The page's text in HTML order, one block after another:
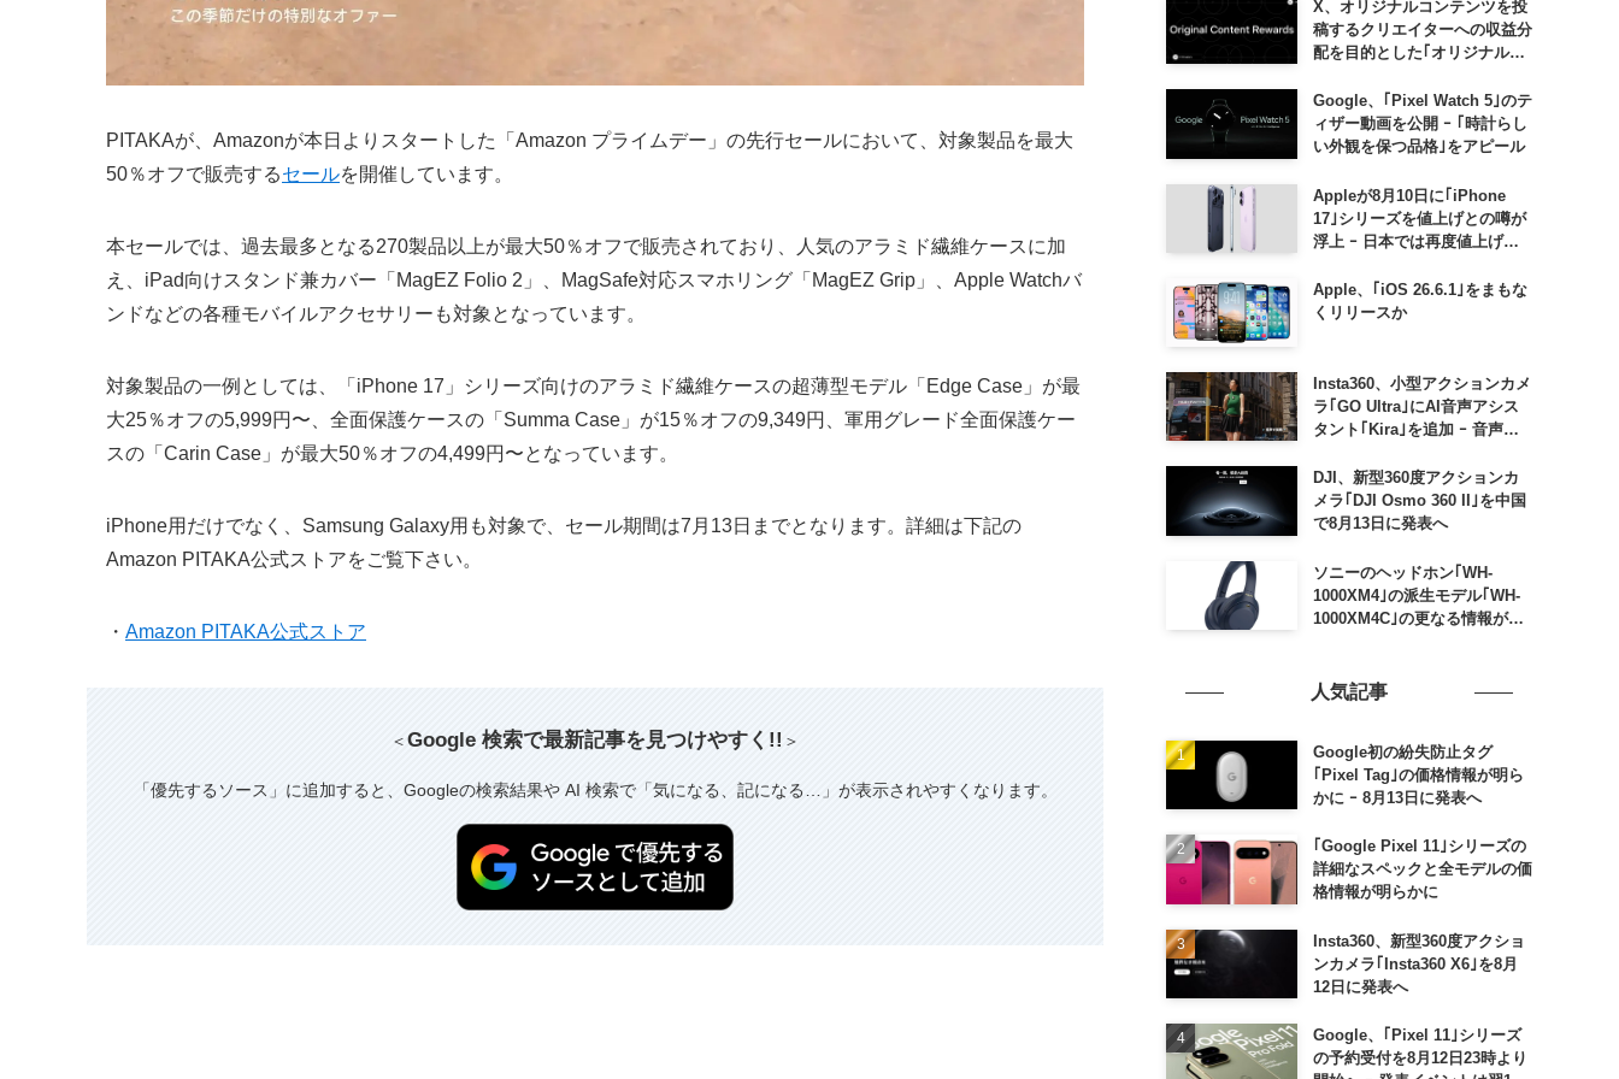
PITAKAが、Amazonが本日よりスタートした「Amazon プライムデー」の先行セールにおいて、対象製品を最大
50％オフで販売するセールを開催しています。
本セールでは、過去最多となる270製品以上が最大50％オフで販売されており、人気のアラミド繊維ケースに加
え、iPad向けスタンド兼カバー「MagEZ Folio 2」、MagSafe対応スマホリング「MagEZ Grip」、Apple Watchバ
ンドなどの各種モバイルアクセサリーも対象となっています。
対象製品の一例としては、「iPhone 17」シリーズ向けのアラミド繊維ケースの超薄型モデル「Edge Case」が最
大25％オフの5,999円〜、全面保護ケースの「Summa Case」が15％オフの9,349円、軍用グレード全面保護ケー
スの「Carin Case」が最大50％オフの4,499円〜となっています。
iPhone用だけでなく、Samsung Galaxy用も対象で、セール期間は7月13日までとなります。詳細は下記の
Amazon PITAKA公式ストアをご覧下さい。
・ Amazon PITAKA公式ストア
＜Google 検索で最新記事を見つけやすく!! ＞
「優先するソース」に追加すると、Googleの検索結果や AI 検索で「気になる、記になる…」が表示されやすくなります。
X、オリジナルコンテンツを投
稿するクリエイターへの収益分
配を目的とした｢オリジナルコ
入へ ｰ 従来の｢収益分配｣は廃
止
Google、｢Pixel Watch 5｣のテ
ィザー動画を公開 ｰ ｢時計らし
い外観を保つ品格｣をアピール
Appleが8月10日に｢iPhone
17｣シリーズを値上げとの噂が
浮上 ｰ 日本では再度値上げの
Apple、｢iOS 26.6.1｣をまもな
くリリースか
Insta360、小型アクションカメ
ラ｢GO Ultra｣にAI音声アシス
タント｢Kira｣を追加 ｰ 音声で
などが利用可能に
DJI、新型360度アクションカ
メラ｢DJI Osmo 360 II｣を中国
で8月13日に発表へ
ソニーのヘッドホン｢WH-
1000XM4｣の派生モデル｢WH-
1000XM4C｣の更なる情報が明
人気記事
Google初の紛失防止タグ
｢Pixel Tag｣の価格情報が明ら
かに ｰ 8月13日に発表へ
｢Google Pixel 11｣シリーズの
詳細なスペックと全モデルの価
格情報が明らかに
Insta360、新型360度アクショ
ンカメラ｢Insta360 X6｣を8月
12日に発表へ
Google、｢Pixel 11｣シリーズ
の予約受付を8月12日23時より